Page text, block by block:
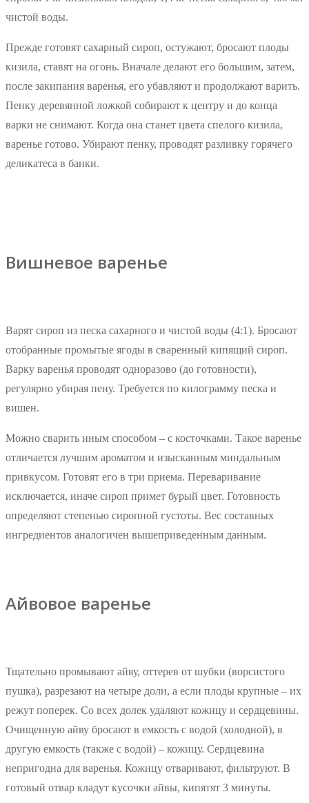
чистой воды.
Прежде готовят сахарный сироп, остужают, бросают плоды
кизила, ставят на огонь. Вначале делают его большим, затем,
после закипания варенья, его убавляют и продолжают варить.
Пенку деревянной ложкой собирают к центру и до конца
варки не снимают. Когда она станет цвета спелого кизила,
варенье готово. Убирают пенку, проводят разливку горячего
деликатеса в банки.
Вишневое варенье
Варят сироп из песка сахарного и чистой воды (4:1). Бросают
отобранные промытые ягоды в сваренный кипящий сироп.
Варку варенья проводят одноразово (до готовности),
регулярно убирая пену. Требуется по килограмму песка и
вишен.
Можно сварить иным способом – с косточками. Такое варенье
отличается лучшим ароматом и изысканным миндальным
привкусом. Готовят его в три приема. Переваривание
исключается, иначе сироп примет бурый цвет. Готовность
определяют степенью сиропной густоты. Вес составных
ингредиентов аналогичен вышеприведенным данным.
Айвовое варенье
Тщательно промывают айву, оттерев от шубки (ворсистого
пушка), разрезают на четыре доли, а если плоды крупные – их
режут поперек. Со всех долек удаляют кожицу и сердцевины.
Очищенную айву бросают в емкость с водой (холодной), в
другую емкость (также с водой) – кожицу. Сердцевина
непригодна для варенья. Кожицу отваривают, фильтруют. В
готовый отвар кладут кусочки айвы, кипятят 3 минуты.